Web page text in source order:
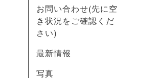
お問い合わせ(先に空
き状況をご確認くだ
さい)
最新情報
写真